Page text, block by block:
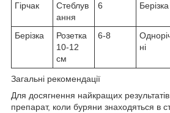
Гірчак
Стеблув
ання
6 Берізка
Берізка
Розетка
10-12
см
6-8
ні
Загальні рекомендації
Для досягнення найкращих
препарат, коли буряни знаходяться в